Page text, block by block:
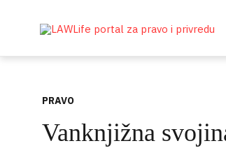
PRAVO
Vanknjižna